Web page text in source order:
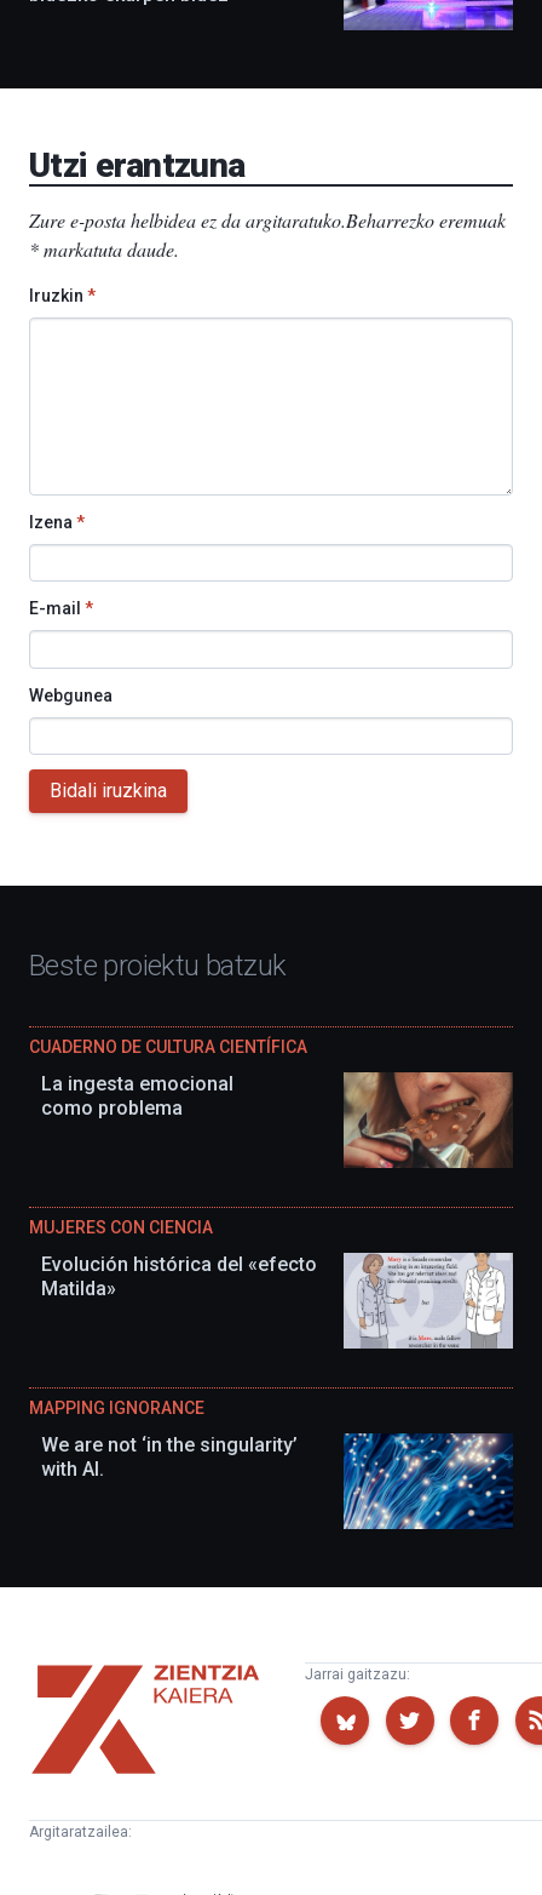
Utzi erantzuna
Zure e-posta helbidea ez da argitaratuko.Beharrezko eremuak
*markatuta daude.
Iruzkin *
Izena *
E-mail *
Webgunea
Bidali iruzkina
Beste proiektu batzuk
CUADERNO DE CULTURA CIENTÍFICA
La ingesta emocional
como problema
MUJERES CON CIENCIA
Evolución histórica del «efecto
Matilda»
MAPPING IGNORANCE
We are not ‘in the singularity’
with AI.
Zientzia
Kaiera
Jarrai gaitzazu:
Argitaratzailea: